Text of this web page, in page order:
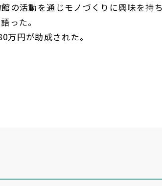
の活動を通じモノづくりに興味を持
った。
万円が助成された。